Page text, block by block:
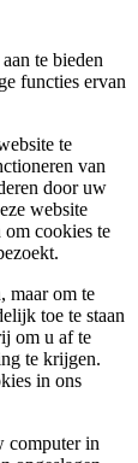
te bieden
functies ervan
te
van
door uw
website
cookies te
maar om te
toe te staan
om u af te
te krijgen.
in ons
computer in